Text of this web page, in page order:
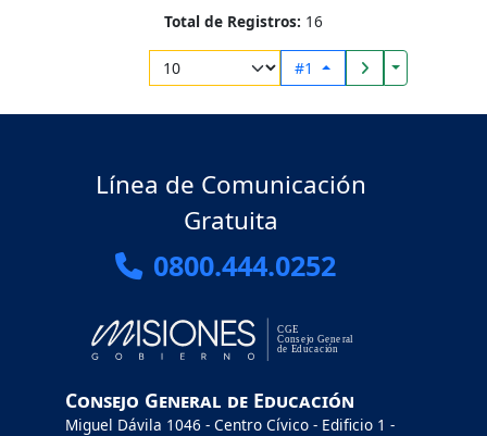
Total de Registros: 16
#1 Toggle
Consejo General de Educación
Miguel Dávila 1046 - Centro Cívico - Edificio 1 -
Línea de Comunicación
Gratuita
0800.444.0252